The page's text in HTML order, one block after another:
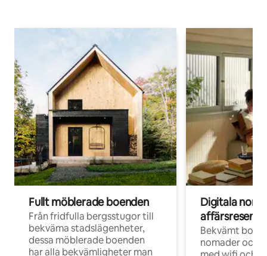
Fullt möblerade boenden
Från fridfulla bergsstugor till
bekväma stadslägenheter,
dessa möblerade boenden
har alla bekvämligheter man
Digitala
Bekvämt
nomader och